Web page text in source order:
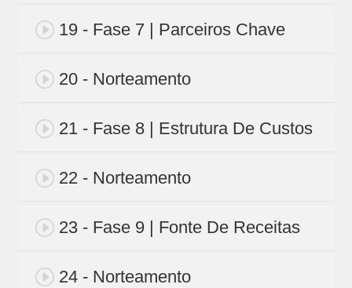
19 - Fase 7 | Parceiros Chave
20 - Norteamento
21 - Fase 8 | Estrutura De Custos
22 - Norteamento
23 - Fase 9 | Fonte De Receitas
24 - Norteamento